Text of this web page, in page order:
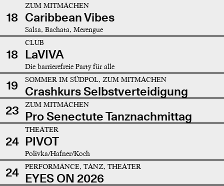
18
ZUM MITMACHEN
Caribbean Vibes
Salsa, Bachata, Merengue
18
CLUB
LaVIVA
Die barrierefreie Party für alle
19 SOMMER IM SÜDPOL, ZUM MITMACHEN
Crashkurs Selbstverteidigung
23
ZUM MITMACHEN
Pro Senectute Tanznachmittag
24
THEATER
PIVOT
Polivka/Hafner/Koch
24 PERFORMANCE, TANZ, THEATER
EYES ON 2026